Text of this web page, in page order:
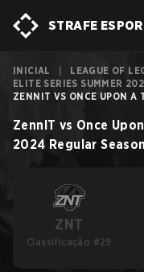
STRAFE
INICIAL LEAGUE OF
ELITE SERIES SUMMER
ZENNIT VS ONCE UPON A
ZennIT vs Once
2024 Regular Season
ZNT
Classificação #29